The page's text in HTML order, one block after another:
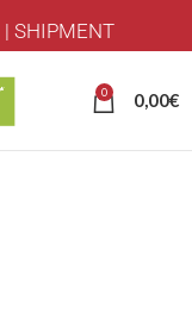
0 0,00€
SHIPMENT